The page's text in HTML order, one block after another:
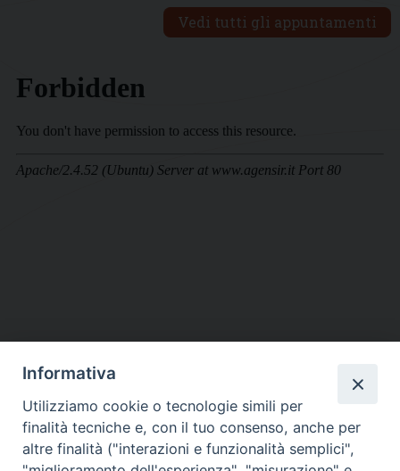
Vedi tutti gli appuntamenti
DIOCESI SUBURBICARIA DI ALBANO
Contatti:Tel.: 06.93268401 - Fax.: 06.9323844
E-mail:curia@diocesidialbano.it
Informativa
Utilizziamo cookie o tecnologie simili per
finalità tecniche e, con il tuo consenso, anche per
altre finalità ("interazioni e funzionalità semplici",